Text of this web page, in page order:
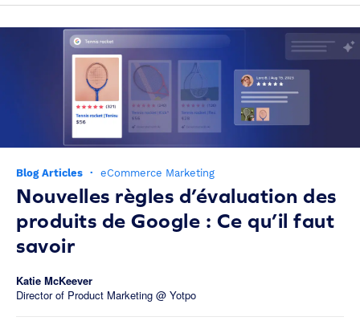
Blog Articles · eCommerce Marketing
Nouvelles règles d’évaluation des
produits de Google : Ce qu’il faut
savoir
Katie McKeever
Director of Product Marketing @ Yotpo